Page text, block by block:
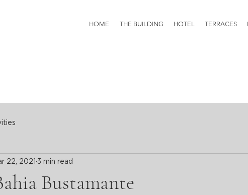
HOME THE BUILDING HOTEL TERRACES
Bustamante
22, 2021 3 min read